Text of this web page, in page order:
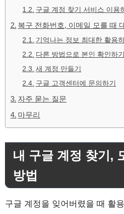
구글 계정 찾기 서비스 이용
복구 전화번호, 이메일 모를 때
기억나는 정보 최대한 활용하
다른 방법으로 본인 확인하기
새 계정 만들기
구글 고객센터에 문의하기
자주 묻는 질문
마무리
내 구글 계정 찾기,
방법
구글 계정을 잊어버렸을 때 활